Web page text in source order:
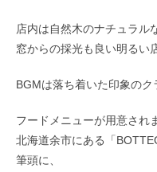
店内は自然木のナチュラル
窓からの採光も良い明るい
BGMは落ち着いた印象のク
フードメニューが用意され
北海道余市にある「
筆頭に、